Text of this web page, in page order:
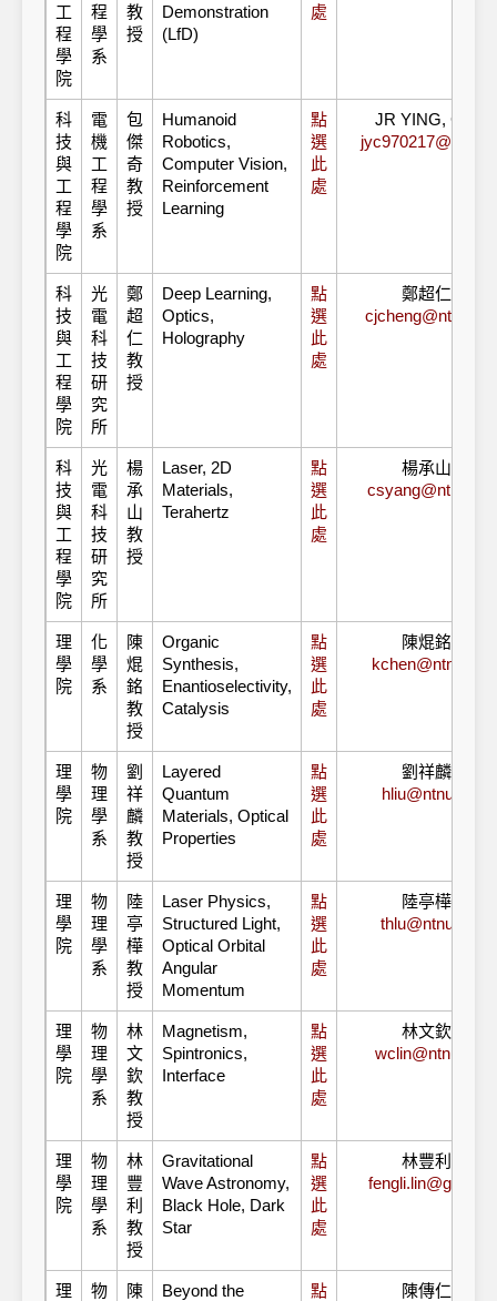
工
程
學
院
程
學
系
教
授
Demonstration
(LfD)
處
科
技
與
工
程
學
院
電
機
工
程
學
系
包
傑
奇
教
授
Humanoid
Robotics,
Computer Vision,
Reinforcement
Learning
點
選
此
處
JR YING,
科
技
與
工
程
學
院
光
電
科
技
研
究
所
鄭
超
仁
教
授
Deep Learning,
Optics,
Holography
點
選
此
處
鄭超仁教授
科
技
與
工
程
學
院
光
電
科
技
研
究
所
楊
承
山
教
授
Laser, 2D
Materials,
Terahertz
點
選
此
處
楊承山教授
理
學
院
化
學
系
陳
焜
銘
教
授
Organic
Synthesis,
Enantioselectivity,
Catalysis
點
選
此
處
陳焜銘教授
理
學
院
物
理
學
系
劉
祥
麟
教
授
Layered
Quantum
Materials, Optical
Properties
點
選
此
處
劉祥麟教授
理
學
院
物
理
學
系
陸
亭
樺
教
授
Laser Physics,
Structured Light,
Optical Orbital
Angular
Momentum
點
選
此
處
陸亭樺教授
理
學
院
物
理
學
系
林
文
欽
教
授
Magnetism,
Spintronics,
Interface
點
選
此
處
林文欽教授
理
學
院
物
理
學
系
林
豐
利
教
授
Gravitational
Wave Astronomy,
Black Hole, Dark
Star
點
選
此
處
林豐利教授
理
物
陳
Beyond the
點
陳傳仁教授